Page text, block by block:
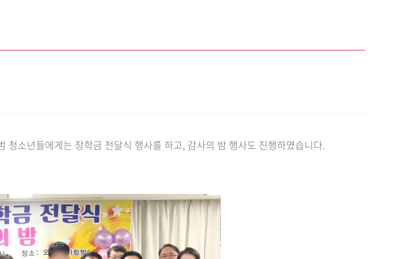
소년들에게는 장학금 전달식 행사를 하고, 감사의 밤 행사도 진행하였습니다.